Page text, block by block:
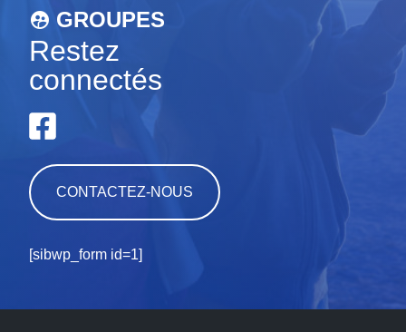
GROUPES
Restez
connectés
CONTACTEZ-NOUS
[sibwp_form id=1]